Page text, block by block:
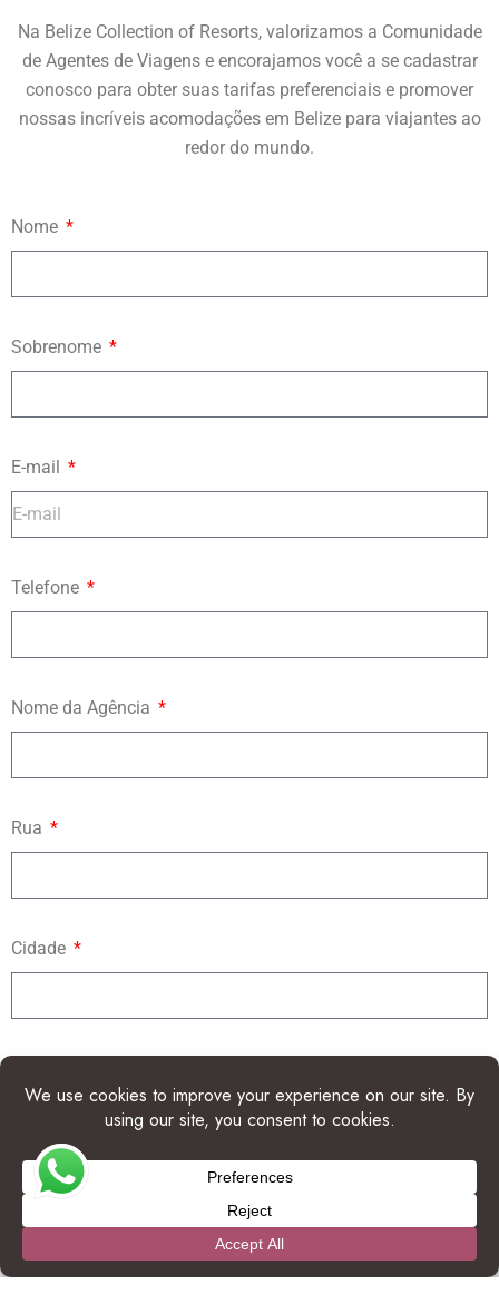
Na Belize Collection of Resorts, valorizamos a Comunidade
de Agentes de Viagens e encorajamos você a se cadastrar
conosco para obter suas tarifas preferenciais e promover
nossas incríveis acomodações em Belize para viajantes ao
redor do mundo.
Nome
Sobrenome
E-mail
Telefone
Nome da Agência
Rua
Cidade
País